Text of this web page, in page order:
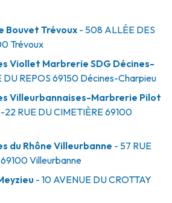
Bouvet Trévoux- 508 ALLÉE DES
Trévoux
Viollet Marbrerie SDG Décines-
DU REPOS 69150 Décines-Charpieu
Villeurbannaises-Marbrerie Pilot
22 RUE DU CIMETIÈRE69100
du Rhône Villeurbanne - 57 RUE
69100Villeurbanne
- 10 AVENUE DU CROTTAY